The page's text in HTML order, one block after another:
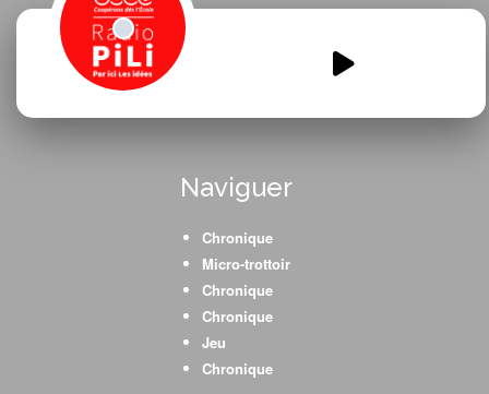
CM2-Villenave-dOrnon-Joliot-
Curie-Joliot-PiLi.mp3
Naviguer
Chronique
Micro-trottoir
Chronique
Chronique
Jeu
Chronique